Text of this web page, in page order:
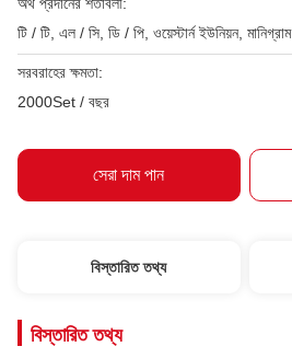
টি / টি, এল / সি, ডি / পি, ওয়েস্টার্ন ইউনিয়ন, মানিগ্রাম
সরবরাহের ক্ষমতা:
2000Set / বছর
সেরা দাম পান
বিস্তারিত তথ্য
বিস্তারিত তথ্য